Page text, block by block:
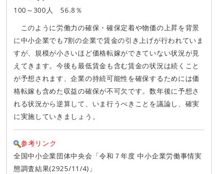
100～300人 56.8％
このように労働力の確保・確保定着や物価の上昇を背景
に中小企業でも7割の企業で賃金の引き上げが行われていま
すが、規模が小さいほど価格転嫁ができていない状況が見
えてきます。今後も最低賃金も含む賃金の状況は続くこと
が予想されます、企業の持続可能性を確保するためには価
格転嫁も含めた収益の確保が不可欠です。数年後に予想さ
れる状況から逆算して、いま行うべきことを議論し、確実
に実施していきましょう。
参考リンク
全国中小企業団体中央会「令和７年度 中小企業労働事情実
態調査結果(2925/11/4)」